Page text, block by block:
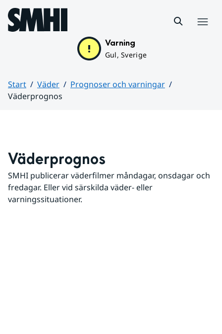
Hoppa till sidans innehåll
Varning
Gul, Sverige
Start Väder
Prognoser och varningar
Väderprognos
Väderprognos
SMHI publicerar väderfilmer måndagar, onsdagar och
fredagar. Eller vid särskilda väder- eller
varningssituationer.